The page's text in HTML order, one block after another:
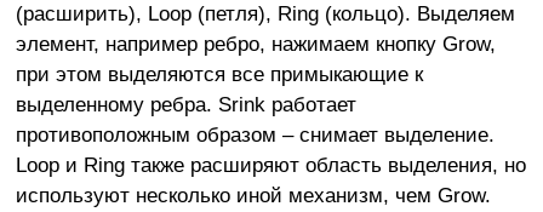
(расширить), Loop (петля), Ring (кольцо). Выделяем
элемент, например ребро, нажимаем кнопку Grow,
при этом выделяются все примыкающие к
выделенному ребра. Srink работает
противоположным образом – снимает выделение.
Loop и Ring также расширяют область выделения, но
используют несколько иной механизм, чем Grow.